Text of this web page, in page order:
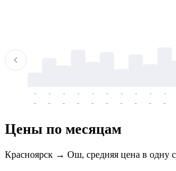
-
-
-
-
-
-
-
-
-
-
-
-
-
-
-
-
-
-
-
-
Цены по месяцам
Красноярск → Ош, средняя цена в одну